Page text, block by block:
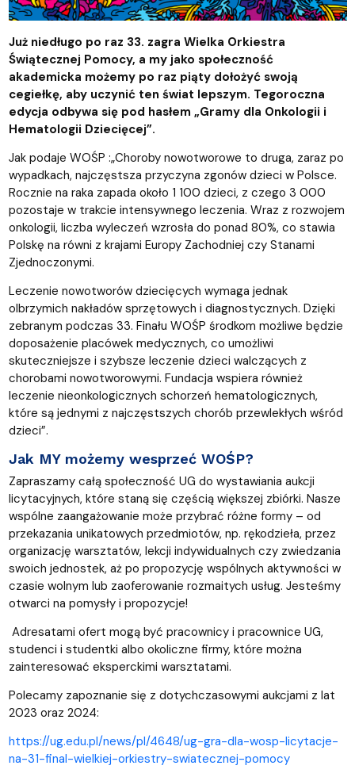
Już niedługo po raz 33. zagra Wielka Orkiestra
Świątecznej Pomocy, a my jako społeczność
akademicka możemy po raz piąty dołożyć swoją
cegiełkę, aby uczynić ten świat lepszym. Tegoroczna
edycja odbywa się pod hasłem „Gramy dla Onkologii i
Hematologii Dziecięcej”.
Jak podaje WOŚP :„Choroby nowotworowe to druga, zaraz po
wypadkach, najczęstsza przyczyna zgonów dzieci w Polsce.
Rocznie na raka zapada około 1 100 dzieci, z czego 3 000
pozostaje w trakcie intensywnego leczenia. Wraz z rozwojem
onkologii, liczba wyleczeń wzrosła do ponad 80%, co stawia
Polskę na równi z krajami Europy Zachodniej czy Stanami
Zjednoczonymi.
Leczenie nowotworów dziecięcych wymaga jednak
olbrzymich nakładów sprzętowych i diagnostycznych. Dzięki
zebranym podczas 33. Finału WOŚP środkom możliwe będzie
doposażenie placówek medycznych, co umożliwi
skuteczniejsze i szybsze leczenie dzieci walczących z
chorobami nowotworowymi. Fundacja wspiera również
leczenie nieonkologicznych schorzeń hematologicznych,
które są jednymi z najczęstszych chorób przewlekłych wśród
dzieci”.
Jak MY możemy wesprzeć WOŚP?
Zapraszamy całą społeczność UG do wystawiania aukcji
licytacyjnych, które staną się częścią większej zbiórki. Nasze
wspólne zaangażowanie może przybrać różne formy – od
przekazania unikatowych przedmiotów, np. rękodzieła, przez
organizację warsztatów, lekcji indywidualnych czy zwiedzania
swoich jednostek, aż po propozycję wspólnych aktywności w
czasie wolnym lub zaoferowanie rozmaitych usług. Jesteśmy
otwarci na pomysły i propozycje!
Adresatami ofert mogą być pracownicy i pracownice UG,
studenci i studentki albo okoliczne firmy, które można
zainteresować eksperckimi warsztatami.
Polecamy zapoznanie się z dotychczasowymi aukcjami z lat
2023 oraz 2024:
https://ug.edu.pl/news/pl/4648/ug-gra-dla-wosp-licytacje-
na-31-final-wielkiej-orkiestry-swiatecznej-pomocy